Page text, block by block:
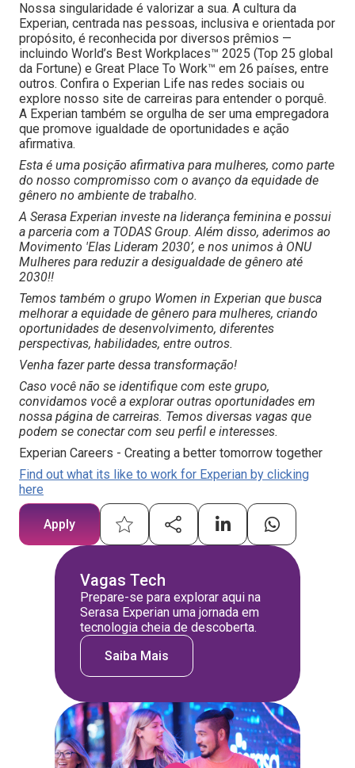
Nossa singularidade é valorizar a sua. A cultura da
Experian, centrada nas pessoas, inclusiva e orientada por
propósito, é reconhecida por diversos prêmios —
incluindo World’s Best Workplaces™ 2025 (Top 25 global
da Fortune) e Great Place To Work™ em 26 países, entre
outros. Confira o Experian Life nas redes sociais ou
explore nosso site de carreiras para entender o porquê.
A Experian também se orgulha de ser uma empregadora
que promove igualdade de oportunidades e ação
afirmativa.
Esta é uma posição afirmativa para mulheres, como parte
do nosso compromisso com o avanço da equidade de
gênero no ambiente de trabalho.
A Serasa Experian investe na liderança feminina e possui
a parceria com a TODAS Group. Além disso, aderimos ao
Movimento 'Elas Lideram 2030’, e nos unimos à ONU
Mulheres para reduzir a desigualdade de gênero até
2030!!
Temos também o grupo Women in Experian que busca
melhorar a equidade de gênero para mulheres, criando
oportunidades de desenvolvimento, diferentes
perspectivas, habilidades, entre outros.
Venha fazer parte dessa transformação!
Caso você não se identifique com este grupo,
convidamos você a explorar outras oportunidades em
nossa página de carreiras. Temos diversas vagas que
podem se conectar com seu perfil e interesses.
Experian Careers - Creating a better tomorrow together
Find out what its like to work for Experian by clicking
here
Apply
Vagas Tech
Prepare-se para explorar aqui na
Serasa Experian uma jornada em
tecnologia cheia de descoberta.
Saiba Mais